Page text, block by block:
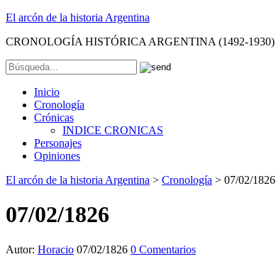
El arcón de la historia Argentina
CRONOLOGÍA HISTÓRICA ARGENTINA (1492-1930)
Inicio
Cronología
Crónicas
INDICE CRONICAS
Personajes
Opiniones
El arcón de la historia Argentina > Cronología > 07/02/1826
07/02/1826
Autor: Horacio 07/02/1826 0 Comentarios